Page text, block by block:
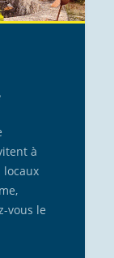
à
vous le